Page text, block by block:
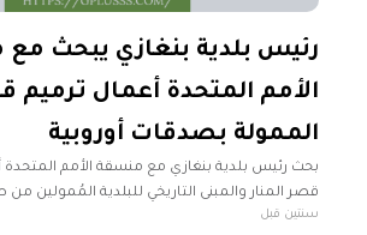
رئيس بلدية بنغازي يبحث
الأمم المتحدة أعمال ترميم
الممولة بصدقات أوروبية
بحث رئيس بلدية بنغازي مع منسقة الأمم المتحدة
قصر المنار والمبنى التاريخي للبلدية المُمولين
المتحدة الإنمائي بدعم من الاتحاد الأوروبي. جاء ذلك
سنتين قبل